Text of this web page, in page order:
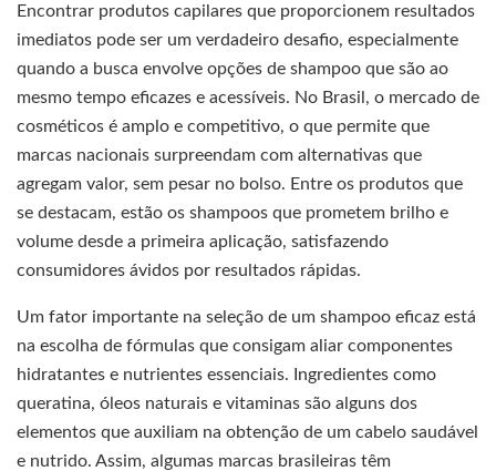
Encontrar produtos capilares que proporcionem resultados
imediatos pode ser um verdadeiro desafio, especialmente
quando a busca envolve opções de shampoo que são ao
mesmo tempo eficazes e acessíveis. No Brasil, o mercado de
cosméticos é amplo e competitivo, o que permite que
marcas nacionais surpreendam com alternativas que
agregam valor, sem pesar no bolso. Entre os produtos que
se destacam, estão os shampoos que prometem brilho e
volume desde a primeira aplicação, satisfazendo
consumidores ávidos por resultados rápidas.
Um fator importante na seleção de um shampoo eficaz está
na escolha de fórmulas que consigam aliar componentes
hidratantes e nutrientes essenciais. Ingredientes como
queratina, óleos naturais e vitaminas são alguns dos
elementos que auxiliam na obtenção de um cabelo saudável
e nutrido. Assim, algumas marcas brasileiras têm